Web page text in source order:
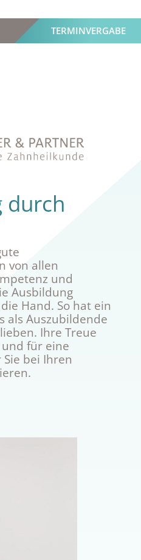
TERMINVERGABE
durch
von allen
und
Ausbildung
Hand. So hat ein
als Auszubildende
Ihre Treue
für eine
bei Ihren